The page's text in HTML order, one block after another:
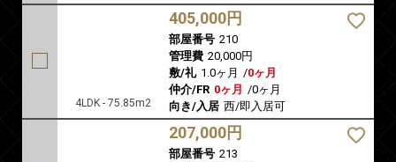
4LDK - 75.85m2
405,000円
部屋番号 210
管理費 20,000円
敷/礼 1.0ヶ月 /0ヶ月
仲介/FR 0ヶ月 /0ヶ月
向き/入居 西/即入居可
207,000円
部屋番号 213